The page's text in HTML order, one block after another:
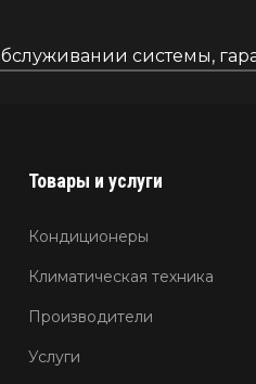
системы,
Товары и услуги
Кондиционеры
Климатическая техника
Производители
Услуги